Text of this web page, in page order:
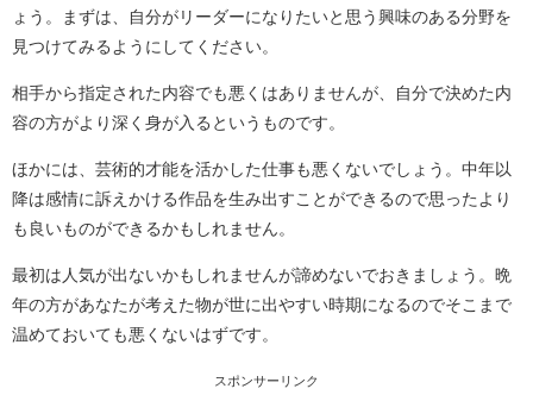
ょう。まずは、自分がリーダーになりたいと思う興味のある分野を
見つけてみるようにしてください。
相手から指定された内容でも悪くはありませんが、自分で決めた内
容の方がより深く身が入るというものです。
ほかには、芸術的才能を活かした仕事も悪くないでしょう。中年以
降は感情に訴えかける作品を生み出すことができるので思ったより
も良いものができるかもしれません。
最初は人気が出ないかもしれませんが諦めないでおきましょう。晩
年の方があなたが考えた物が世に出やすい時期になるのでそこまで
温めておいても悪くないはずです。
スポンサーリンク